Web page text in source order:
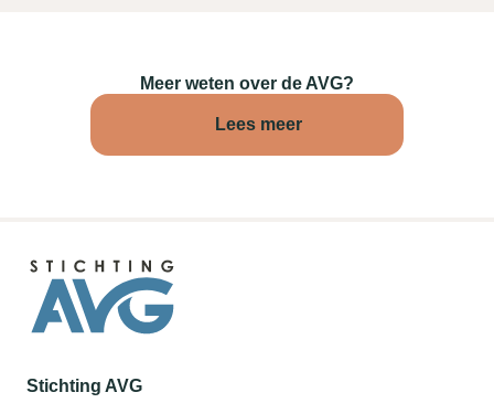
Meer weten over de AVG?
Lees meer
Stichting AVG